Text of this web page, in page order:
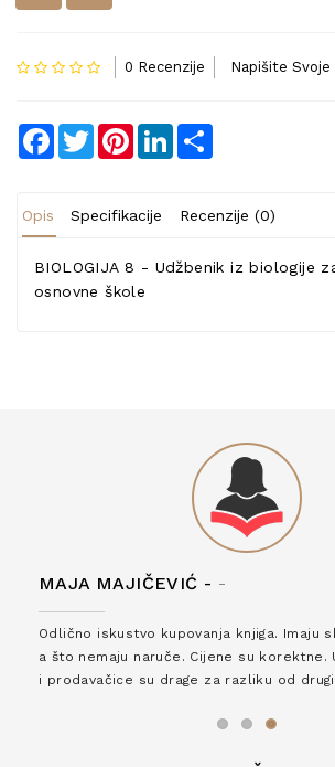
0 Recenzije Napišite Svoje
Facebook
TwitterPinterestLinkedIn
Opis Specifikacije Recenzije (0)
BIOLOGIJA 8 - Udžbenik iz biologije
osnovne škole
MAJA MAJIČEVIĆ - -
Odlično iskustvo kupovanja knjiga. Imaju
a što nemaju naruče. Cijene su korektne.
i prodavačice su drage za razliku od